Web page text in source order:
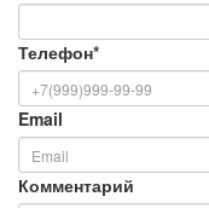
Телефон*
Email
Комментарий